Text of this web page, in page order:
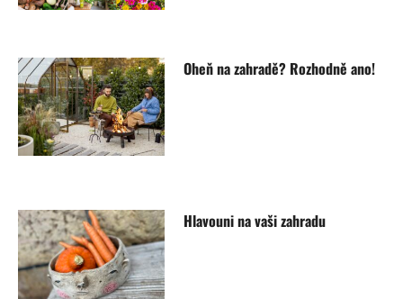
Oheň na zahradě? Rozhodně ano!
Hlavouni na vaši zahradu